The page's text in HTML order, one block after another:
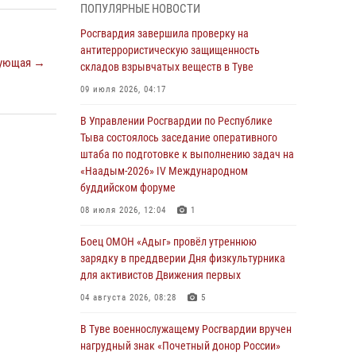
→
из труднодоступного места
03 августа 2026, 07:25
Росгвардия проверила организацию отдыха
детей в детских лагерях Тувы
Сотрудники вневедомственной охраны
приняли участие в акции «Каникулы с
Росгвардией» в Туве
29 июля 2026, 09:41
отработали экипажи задержаний Росгвардии
в Туве с начала года
29 июля 2026, 08:37
юбилейного личного забега
ПОПУЛЯРНЫЕ НОВОСТИ
Росгвардия завершила проверку на
антитеррористическую защищенность
складов взрывчатых веществ в Туве
09 июля 2026, 04:17
В Управлении Росгвардии по Республике
Тыва состоялось заседание оперативного
штаба по подготовке к выполнению задач на
«Наадым-2026» IV Международном
буддийском форуме
08 июля 2026, 12:04 1
Боец ОМОН «Адыг» провёл утреннюю
зарядку в преддверии Дня физкультурника
для активистов Движения первых
04 августа 2026, 08:28 5
В Туве военнослужащему Росгвардии вручен
нагрудный знак «Почетный донор России»